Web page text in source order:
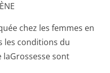
chez les femmes en
les conditions du
sont